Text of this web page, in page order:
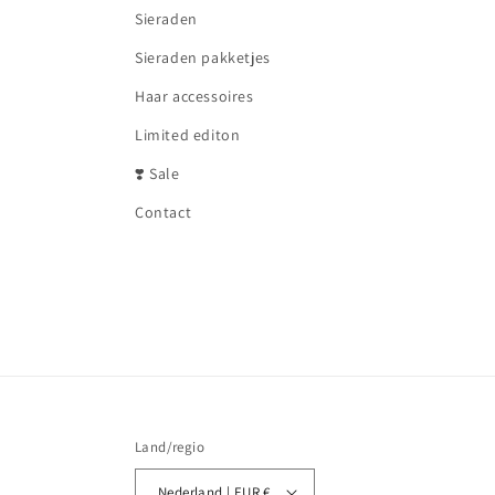
Sieraden
Sieraden pakketjes
Haar accessoires
Limited editon
❣️ Sale
Contact
Land/regio